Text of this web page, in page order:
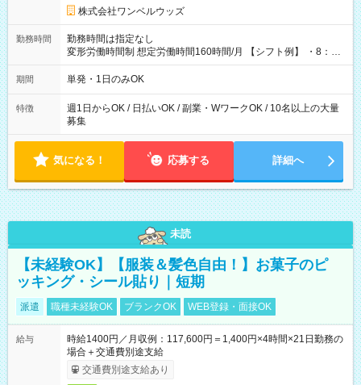
株式会社ワンベルウッズ
勤務時間
勤務時間は指定なし
変形労働時間制 想定労働時間160時間/月 【シフト例】 ・8：00
～21：00
期間 単発・1日のみOK
特徴
週1日からOK / 日払いOK / 副業・WワークOK / 10名以上の大量
募集
気になる！ 応募する 詳細へ
未読
【未経験OK】【服装＆髪色自由！】お菓子のピ
ッキング・シール貼り｜短期
派遣 職種未経験OK ブランクOK WEB登録・面接OK
給与
時給1400円／月収例：117,600円＝1,400円×4時間×21日勤務の
場合＋交通費別途支給
交通費別途支給あり